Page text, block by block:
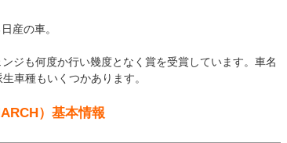
産の車。
ジも何度か行い幾度となく賞を受賞しています。車名
車種もいくつかあります。
）基本情報